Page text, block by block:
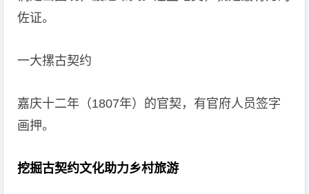
佐证。
一大摞古契约
嘉庆十二年（1807年）的官契，有官府人员签字
画押。
挖掘古契约文化助力乡村旅游